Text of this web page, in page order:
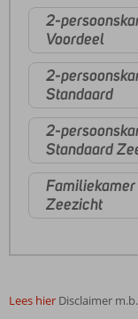
2-
Voordeel
2-
Standaard
2-
Standaard
Zeezicht
Lees hier Disclaimer